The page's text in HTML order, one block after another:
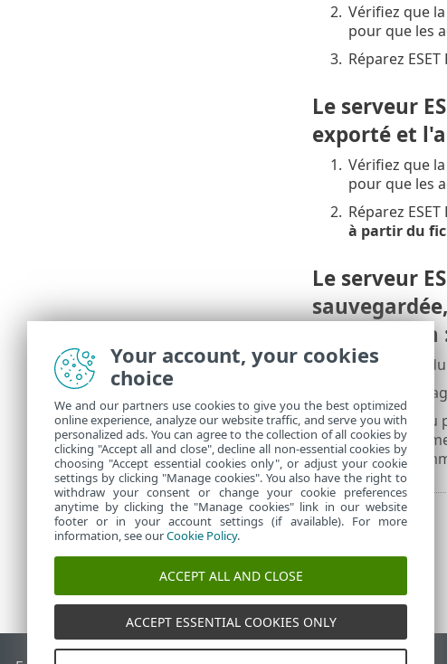
2. Vérifiez que
pour que les
3. Réparez
Le serveur
exporté et
1. Vérifiez que
pour que les
2. Réparez
à partir du
Le serveur
certification
1. Réparation du
Réparez les
• Script du
•
•
Your account, your cookies
choice
We and our partners use cookies to give you the best optimized
online experience, analyze our website traffic, and serve you with
personalized ads. You can agree to the collection of all cookies by
clicking "Accept all and close", decline all non-essential cookies by
choosing "Accept essential cookies only", or adjust your cookie
settings by clicking "Manage cookies". You also have the right to
withdraw your consent or change your cookie preferences
anytime by clicking the "Manage cookies" link in our website
footer or in your account settings (if available). For more
information, see ourCookie Policy.
ACCEPT ALL AND CLOSE
ACCEPT ESSENTIAL COOKIES ONLY